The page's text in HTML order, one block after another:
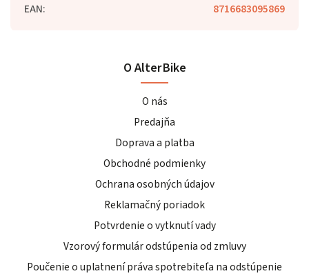
EAN: 8716683095869
O AlterBike
O nás
Predajňa
Doprava a platba
Obchodné podmienky
Ochrana osobných údajov
Reklamačný poriadok
Potvrdenie o vytknutí vady
Vzorový formulár odstúpenia od zmluvy
Poučenie o uplatnení práva spotrebiteľa na odstúpenie